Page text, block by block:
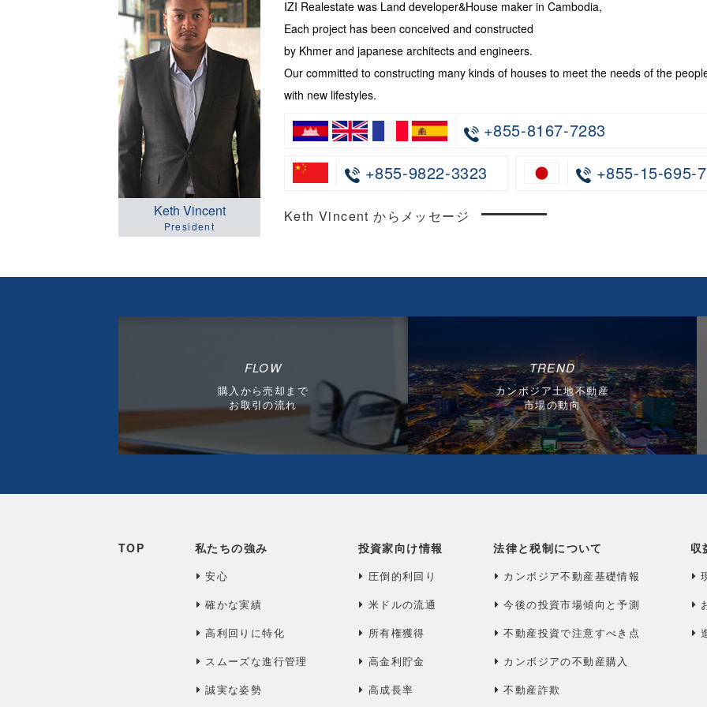
Keth Vincent
President
IZI Realestate was Land developer&House maker in Cambodia,
Each project has been conceived and constructed
by Khmer and japanese architects and engineers.
Our committed to constructing many kinds of houses to meet the needs of the
with new lifestyles.
+855-8167-7283
+855-9822-3323
+855-15-695-
Keth Vincent からメッセージ
FLOW
購入から売却まで
お取引の流れ
TREND
カンボジア土地不動産
市場の動向
TOP 私たちの強み
安心
確かな実績
高利回りに特化
スムーズな進行管理
誠実な姿勢
投資家向け情報
圧倒的利回り
米ドルの流通
所有権獲得
高金利貯金
高成長率
法律と税制について
カンボジア不動産基礎情報
今後の投資市場傾向と予測
不動産投資で注意すべき点
カンボジアの不動産購入
不動産詐欺
収